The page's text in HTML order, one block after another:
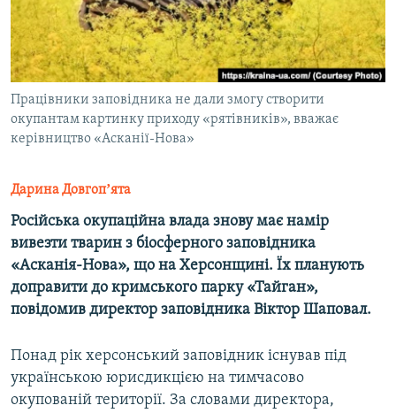
СВІДЧЕННЯ ОКУПАЦІЇ
УКРАЇНСЬКА ПРОБЛЕМА КРИМУ
ІНФОГРАФІКА
Qırımtatar
ДОЛУЧАЙСЯ!
Працівники заповідника не дали змогу створити
окупантам картинку приходу «рятівників», вважає
керівництво «Асканії-Нова»
Дарина Довгопʼята
Російська окупаційна влада знову має намір
вивезти тварин з біосферного заповідника
«Асканія-Нова», що на Херсонщині. Їх планують
доправити до кримського парку «Тайган»,
повідомив директор заповідника Віктор Шаповал.
Понад рік херсонський заповідник існував під
українською юрисдикцією на тимчасово
окупованій території. За словами директора,